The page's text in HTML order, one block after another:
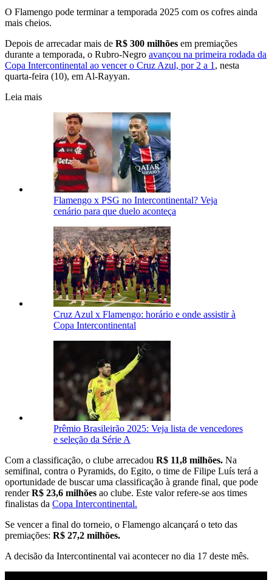
O Flamengo pode terminar a temporada 2025 com os cofres ainda
mais cheios.
Depois de arrecadar mais de R$ 300 milhões em premiações
durante a temporada, o Rubro-Negro avançou na primeira rodada da
Copa Intercontinental ao vencer o Cruz Azul, por 2 a 1 , nesta
quarta-feira (10), em Al-Rayyan.
Leia mais
Flamengo x PSG no Intercontinental? Veja
cenário para que duelo aconteça
Cruz Azul x Flamengo: horário e onde assistir à
Copa Intercontinental
Prêmio Brasileirão 2025: Veja lista de vencedores
e seleção da Série A
Com a classificação, o clube arrecadou R$ 11,8 milhões. Na
semifinal, contra o Pyramids, do Egito, o time de Filipe Luís terá a
oportunidade de buscar uma classificação à grande final, que pode
renderR$ 23,6 milhões ao clube. Este valor refere-se aos times
finalistas da Copa Intercontinental.
Se vencer a final do torneio, o Flamengo alcançará o teto das
premiações: R$ 27,2 milhões.
A decisão da Intercontinental vai acontecer no dia 17 deste mês.